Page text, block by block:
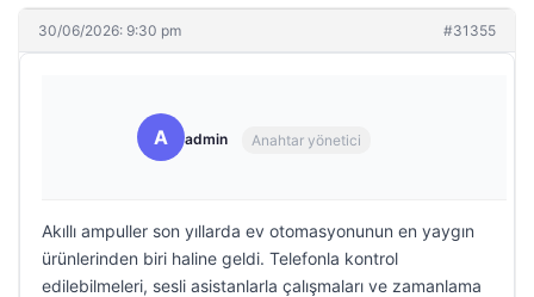
30/06/2026: 9:30 pm #31355
A admin Anahtar yönetici
Akıllı ampuller son yıllarda ev otomasyonunun en yaygın
ürünlerinden biri haline geldi. Telefonla kontrol
edilebilmeleri, sesli asistanlarla çalışmaları ve zamanlama